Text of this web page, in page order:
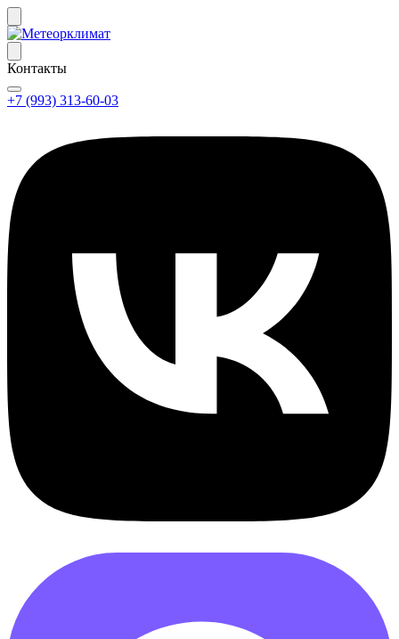
Контакты
+7 (993) 313-60-03